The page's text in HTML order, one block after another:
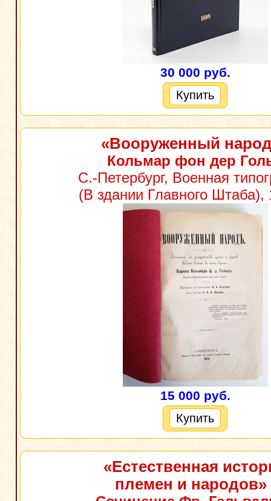
30 000 руб.
Купить
«Вооруженный
Кольмар фон дер
С.-Петербург, Военная
(В здании Главного Штаба),
15 000 руб.
Купить
«Естественная
племен и народов»